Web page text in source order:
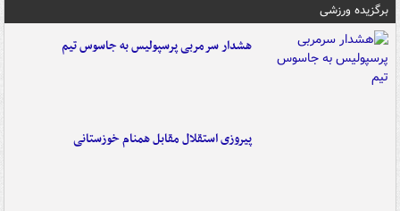
برگزیده ورزشی
هشدار سرمربی پرسپولیس به جاسوس تیم
پیروزی استقلال مقابل همنام خوزستانی